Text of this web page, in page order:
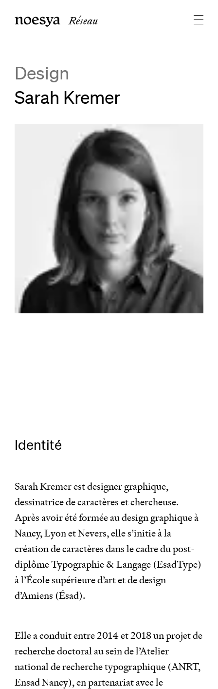
Réseau
Design
Sarah Kremer
Identité
Sarah Kremer est designer graphique,
dessinatrice de caractères et chercheuse.
Après avoir été formée au design graphique à
Nancy, Lyon et Nevers, elle s’initie à la
création de caractères dans le cadre du post-
diplôme Typographie & Langage (EsadType)
à l’École supérieure d’art et de design
d’Amiens (Ésad).
Elle a conduit entre 2014 et 2018 un projet de
recherche doctoral au sein de l’Atelier
national de recherche typographique (ANRT,
Ensad Nancy), en partenariat avec le